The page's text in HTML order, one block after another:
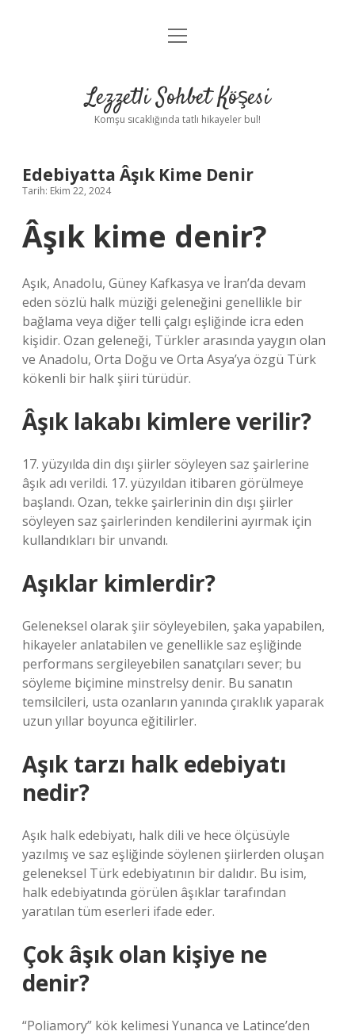
Anasayfa
Yasal Uyarı
menüyü
Lezzetli Sohbet Köşesi
Komşu sıcaklığında tatlı hikayeler bul!
Edebiyatta Âşık Kime Denir
Tarih: Ekim 22, 2024
Âşık kime denir?
Aşık, Anadolu, Güney Kafkasya ve İran’da devam
eden sözlü halk müziği geleneğini genellikle bir
bağlama veya diğer telli çalgı eşliğinde icra eden
kişidir. Ozan geleneği, Türkler arasında yaygın olan
ve Anadolu, Orta Doğu ve Orta Asya’ya özgü Türk
kökenli bir halk şiiri türüdür.
Âşık lakabı kimlere verilir?
17. yüzyılda din dışı şiirler söyleyen saz şairlerine
âşık adı verildi. 17. yüzyıldan itibaren görülmeye
başlandı. Ozan, tekke şairlerinin din dışı şiirler
söyleyen saz şairlerinden kendilerini ayırmak için
kullandıkları bir unvandı.
Aşıklar kimlerdir?
Geleneksel olarak şiir söyleyebilen, şaka yapabilen,
hikayeler anlatabilen ve genellikle saz eşliğinde
performans sergileyebilen sanatçıları sever; bu
söyleme biçimine minstrelsy denir. Bu sanatın
temsilcileri, usta ozanların yanında çıraklık yaparak
uzun yıllar boyunca eğitilirler.
Aşık tarzı halk edebiyatı
nedir?
Aşık halk edebiyatı, halk dili ve hece ölçüsüyle
yazılmış ve saz eşliğinde söylenen şiirlerden oluşan
geleneksel Türk edebiyatının bir dalıdır. Bu isim,
halk edebiyatında görülen âşıklar tarafından
yaratılan tüm eserleri ifade eder.
Çok âşık olan kişiye ne
denir?
“Poliamory” kök kelimesi Yunanca ve Latince’den